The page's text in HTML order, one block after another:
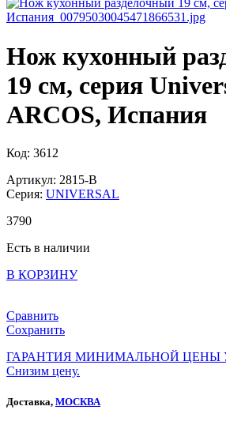
Нож кухонный
19 см, серия
ARCOS, Испания
Код: 3612
Артикул: 2815-B
Серия: UNIVERSAL
3790
Есть в наличии
В КОРЗИНУ
Сравнить
Сохранить
ГАРАНТИЯ МИНИМАЛЬНОЙ ЦЕНЫ
Снизим цену.
Доставка, МОСКВА